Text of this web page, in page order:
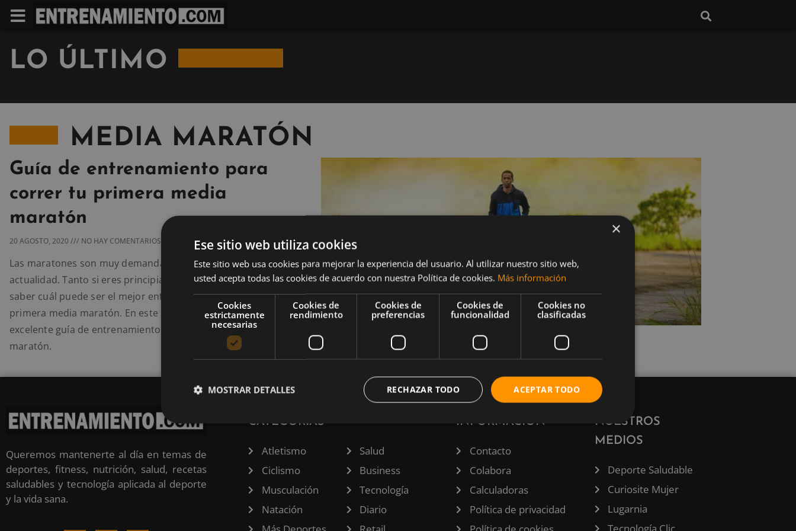
LO ÚLTIMO
MEDIA MARATÓN
Guía de entrenamiento para
correr tu primera media
maratón
20 AGOSTO, 2020 NO HAY COMENTARIOS
Las maratones son muy demandadas por los corredores en la
actualidad. Tanto si eres principiante o experimentado, querrás
saber cuál puede ser el mejor entrenamiento para correr tu
primera media maratón. En este artículo descubrirás una
excelente guía de entrenamiento para correr tu primera media
maratón.
Queremos mantenerte al día en temas de
deportes, fitness, nutrición, salud, recetas
saludables y tecnología aplicada al deporte
y la vida sana.
CATEGORÍAS
Atletismo
Ciclismo
Musculación
Natación
Salud
Business
Tecnología
Diario
INFORMACIÓN
Contacto
Colabora
Calculadoras
Política de privacidad
NUESTROS
MEDIOS
Deporte Saludable
Curiosite Mujer
Lugarnia
×
Ese sitio web utiliza cookies
Este sitio web usa cookies para mejorar la experiencia del usuario. Al utilizar nuestro sitio web,
usted acepta todas las cookies de acuerdo con nuestra Política de cookies. Más información
Cookies
estrictamente
necesarias
Cookies de
rendimiento
Cookies de
preferencias
Cookies de
funcionalidad
Cookies no
clasificadas
ACEPTAR TODO
RECHAZAR TODO
MOSTRAR DETALLES